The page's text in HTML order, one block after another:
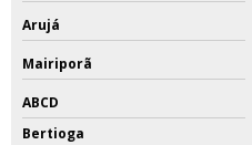
Arujá
Mairiporã
ABCD
Bertioga